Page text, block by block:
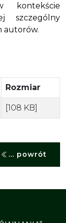
kontekście
szczególny
autorów.
Rozmiar
[108 KB]
... powrót